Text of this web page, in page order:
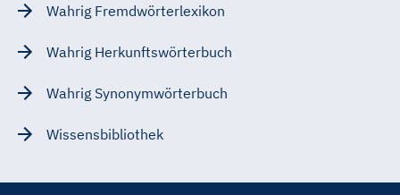
Wahrig Fremdwörterlexikon
Wahrig Herkunftswörterbuch
Wahrig Synonymwörterbuch
Wissensbibliothek